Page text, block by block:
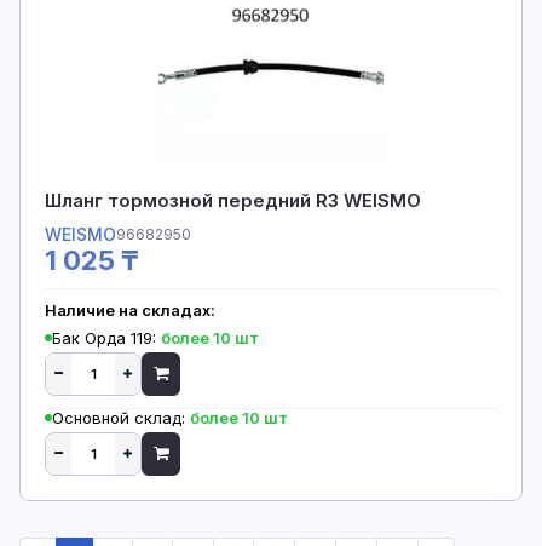
Шланг тормозной передний R3 WEISMO
WEISMO96682950
1 025 ₸
Наличие на складах:
Бак Орда 119: более 10 шт
Основной склад: более 10 шт